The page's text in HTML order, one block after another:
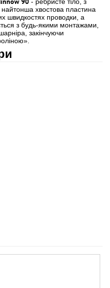
найтонша хвостова пластина
швидкостях проводки, а
з будь-якими монтажами,
закінчуючи